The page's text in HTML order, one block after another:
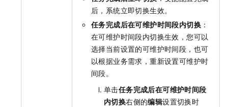
后，系统立即切换生效。
任务完成后在可维护时间段内切换 ：
在可维护时间段内切换生效，您可以
选择当前设置的可维护时间段，也可
以根据业务需求，重新设置可维护时
间段。
单击任务完成后在可维护时间段
内切换右侧的编辑设置切换时